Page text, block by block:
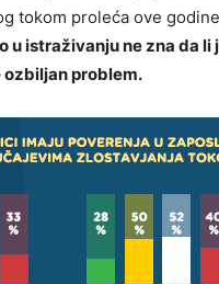
tokom proleća ove
u istraživanju ne zna da
ozbiljan problem.